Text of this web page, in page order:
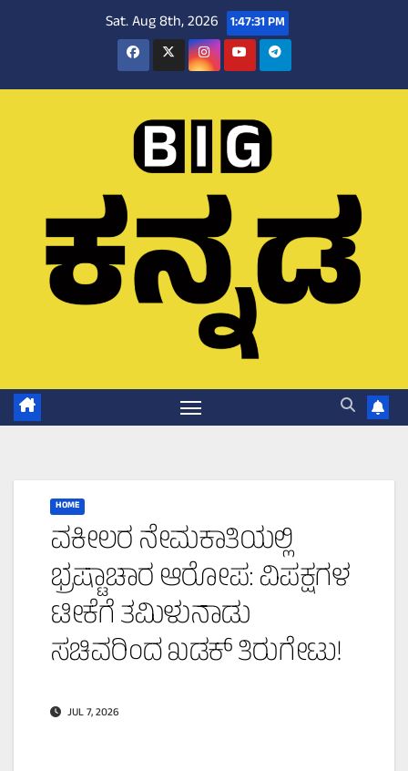
Sat. Aug 8th, 2026 1:47:32 PM
HOME
ವಕೀಲರ ನೇಮಕಾತಿಯಲ್ಲಿ
ಭ್ರಷ್ಟಾಚಾರ ಆರೋಪ: ವಿಪಕ್ಷಗಳ
ಟೀಕೆಗೆ ತಮಿಳುನಾಡು
ಸಚಿವರಿಂದ ಖಡಕ್ ತಿರುಗೇಟು!
JUL 7, 2026